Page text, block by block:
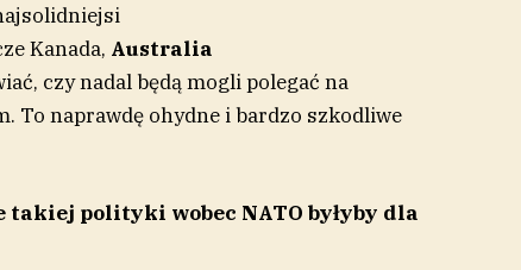
Kanada, Australia
czy nadal będą mogli polegać na
To naprawdę ohydne i bardzo szkodliwe
polityki wobec NATO byłyby dla